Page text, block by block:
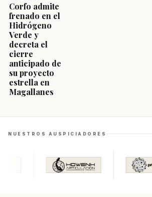
Corfo admite
frenado en el
Hidrógeno
Verde y
decreta el
cierre
anticipado de
su proyecto
estrella en
Magallanes
NUESTROS AUSPICIADORES